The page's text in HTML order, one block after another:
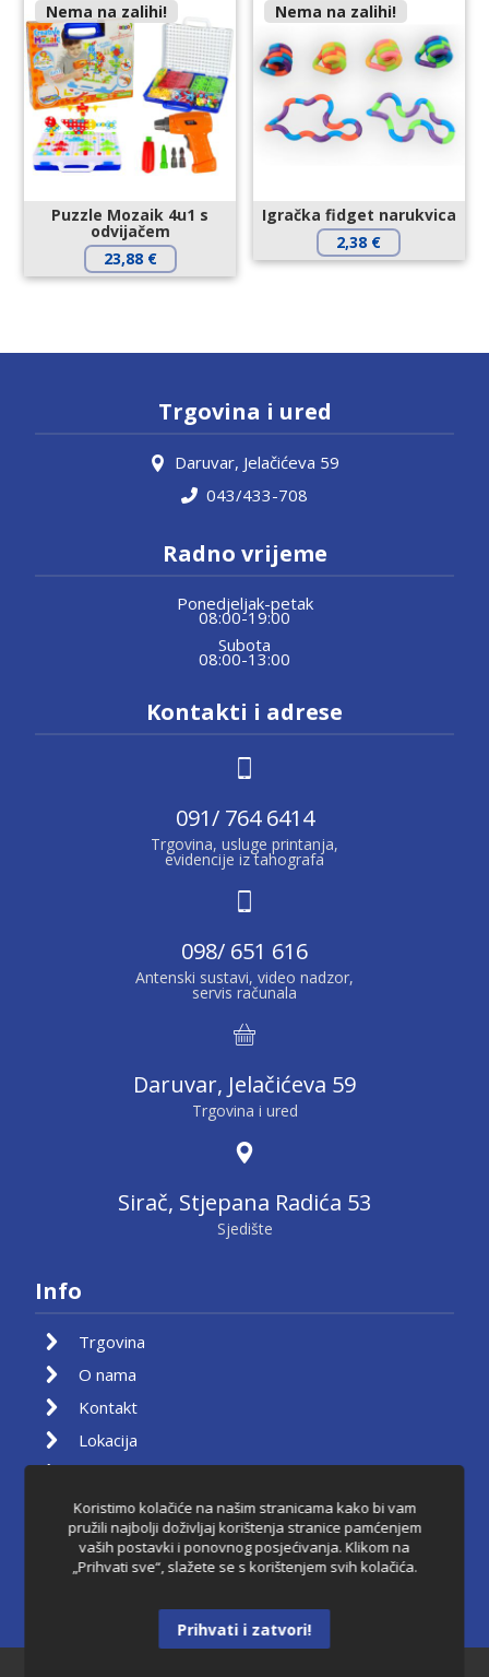
Nema na zalihi!
Puzzle Mozaik 4u1 s
odvijačem
23,88 €
Nema na zalihi!
Igračka fidget narukvica
2,38 €
Trgovina i ured
Daruvar, Jelačićeva 59
043/433-708
Radno vrijeme
Ponedjeljak-petak
08:00-19:00
Subota
08:00-13:00
Kontakti i adrese
091/ 764 6414
Trgovina, usluge printanja,
evidencije iz tahografa
098/ 651 616
Antenski sustavi, video nadzor,
servis računala
Daruvar, Jelačićeva 59
Trgovina i ured
Sirač, Stjepana Radića 53
Sjedište
Info
Trgovina
O nama
Kontakt
Lokacija
Moj račun
Košarica
Pravila privatnosti
Uvjeti korištenja
Koristimo kolačiće na našim stranicama kako bi vam
pružili najbolji doživljaj korištenja stranice pamćenjem
vaših postavki i ponovnog posjećivanja. Klikom na
„Prihvati sve“, slažete se s korištenjem svih kolačića.
Prihvati i zatvori!